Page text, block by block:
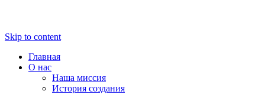
Skip to content
Главная
О нас
Наша миссия
История создания